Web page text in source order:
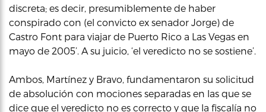
discreta; es decir, presumiblemente de haber
conspirado con (el convicto ex senador Jorge) de
Castro Font para viajar de Puerto Rico a Las Vegas en
mayo de 2005’. A su juicio, ‘el veredicto no se sostiene’.
Ambos, Martínez y Bravo, fundamentaron su solicitud
de absolución con mociones separadas en las que se
dice que el veredicto no es correcto y que la fiscalía no